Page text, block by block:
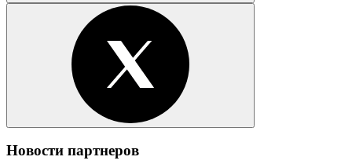
Новости партнеров